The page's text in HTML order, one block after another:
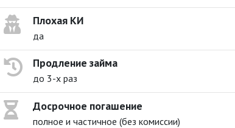
Плохая КИ
да
Продление займа
до 3-х раз
Досрочное погашение
полное и частичное (без комиссии)